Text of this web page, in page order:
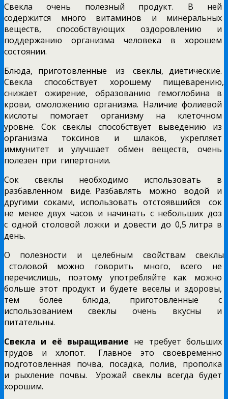
Свекла очень полезный продукт. В ней
содержится много витаминов и минеральных
веществ, способствующих оздоровлению и
поддержанию организма человека в хорошем
состоянии.
Блюда, приготовленные из свеклы, диетические.
Свекла способствует хорошему пищеварению,
снижает ожирение, образованию гемоглобина в
крови, омоложению организма. Наличие фолиевой
кислоты помогает организму на клеточном
уровне. Сок свеклы способствует выведению из
организма токсинов и шлаков, укрепляет
иммунитет и улучшает обмен веществ, очень
полезен при гипертонии.
Сок свеклы необходимо использовать в
разбавленном виде. Разбавлять можно водой и
другими соками, использовать отстоявшийся сок
не менее двух часов и начинать с небольших доз
с одной столовой ложки и довести до 0,5 литра в
день.
О полезности и целебным свойствам свеклы
столовой можно говорить много, всего не
перечислишь, поэтому употребляйте как можно
больше этот продукт и будете веселы и здоровы,
тем более блюда, приготовленные с
использованием свеклы очень вкусны и
питательны.
Свекла и её выращивание не требует больших
трудов и хлопот. Главное это своевременно
подготовленная почва, посадка, полив, прополка
и рыхление почвы. Урожай свеклы всегда будет
хорошим.